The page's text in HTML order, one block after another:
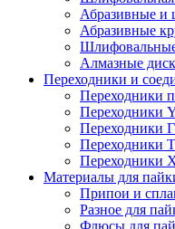
Абразивные и
Абразивные
Алмазные
Переходники и
Переходники
Переходники
Переходники
Переходники
Переходники
Материалы для
Припои и
Разное для
Флюсы для